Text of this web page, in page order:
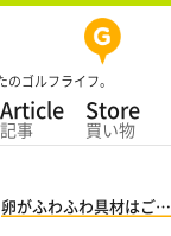
ゴルフライフ。
Article
記事
Store
買い物
卵がふわふわ具材はご…